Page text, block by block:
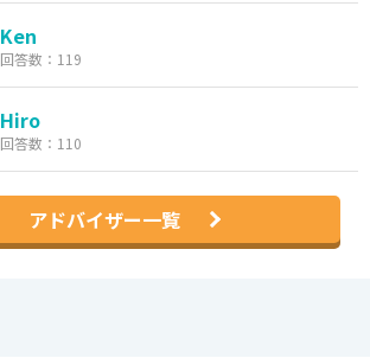
Ken
回答数：119
Hiro
回答数：110
アドバイザー一覧